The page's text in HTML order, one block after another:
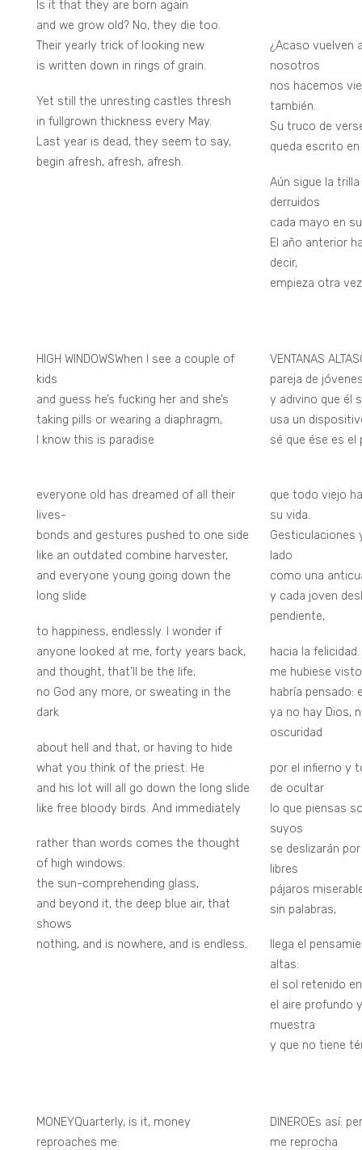
Is it that they are born again
and we grow old? No, they die too.
Their yearly trick of looking new
is written down in rings of grain.
Yet still the unresting castles thresh
in fullgrown thickness every May.
Last year is dead, they seem to say,
begin afresh, afresh, afresh.
¿Acaso vuelven
nosotros
nos hacemos
también.
Su truco de
queda escrito
Aún sigue la
derruidos
cada mayo en
El año anterior
decir,
empieza otra
HIGH WINDOWSWhen I see a couple of
kids
and guess he’s fucking her and she’s
taking pills or wearing a diaphragm,
I know this is paradise
everyone old has dreamed of all their
lives-
bonds and gestures pushed to one side
like an outdated combine harvester,
and everyone young going down the
long slide
to happiness, endlessly. I wonder if
anyone looked at me, forty years back,
and thought, that’ll be the life;
no God any more, or sweating in the
dark
about hell and that, or having to hide
what you think of the priest. He
and his lot will all go down the long slide
like free bloody birds. And immediately
rather than words comes the thought
of high windows:
the sun-comprehending glass,
and beyond it, the deep blue air, that
shows
nothing, and is nowhere, and is endless.
VENTANAS
pareja de
y adivino que él
usa un
sé que ése es el
que todo viejo
su vida.
Gesticulaciones
lado
como una
y cada joven
pendiente,
hacia la
me hubiese
habría pensado:
ya no hay Dios,
oscuridad
por el infierno y
de ocultar
lo que piensas
suyos
se deslizarán
libres
pájaros
sin palabras,
llega el
altas:
el sol retenido
el aire profundo
muestra
y que no tiene
MONEYQuarterly, is it, money
reproaches me:
DINEROEs así:
me reprocha